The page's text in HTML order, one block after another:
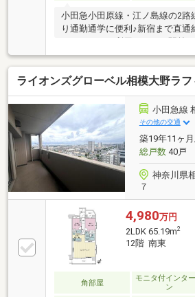
小田急小田原線・江ノ島線の2路
り通勤通学に便利♪新宿まで直通
エア」「ボーノ相模大野」など
活利便性の高いエリアです☆▼
浄乾燥機有・ガラス仕切り（油
す）・ラウンド浴槽・温水洗浄
気式床暖房有・ペット飼育可（
ライオンズグローベル相模大野ラフ
小田急線
その他の交通
築19年11ヶ
総戸数40戸
神奈川県
７
4,980万円
2LDK 65.19m2
12階 南東
角部屋
モニタ付インタ
ン